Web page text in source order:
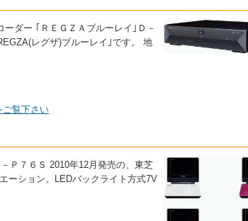
ダー ｢ＲＥＧＺＡブルーレイ｣Ｄ－
レグザ)ブルーレイ｣です。 地
覧下さい
Ｐ７６Ｓ 2010年12月発売の、東芝
ーション。LEDバックライト方式7V